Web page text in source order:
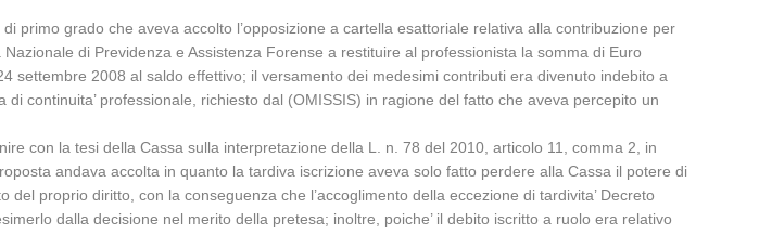
primo grado che aveva accolto l’opposizione a cartella esattoriale relativa alla contribuzione per
di Previdenza e Assistenza Forense a restituire al professionista la somma di Euro
settembre 2008 al saldo effettivo; il versamento dei medesimi contributi era divenuto indebito a
continuita’ professionale, richiesto dal (OMISSIS) in ragione del fatto che aveva percepito un
con la tesi della Cassa sulla interpretazione della L. n. 78 del 2010, articolo 11, comma 2, in
andava accolta in quanto la tardiva iscrizione aveva solo fatto perdere alla Cassa il potere di
proprio diritto, con la conseguenza che l’accoglimento della eccezione di tardivita’ Decreto
dalla decisione nel merito della pretesa; inoltre, poiche’ il debito iscritto a ruolo era relativo